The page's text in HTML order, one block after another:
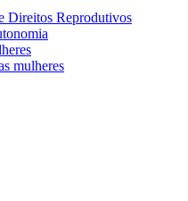
Direitos Reprodutivos
mulheres